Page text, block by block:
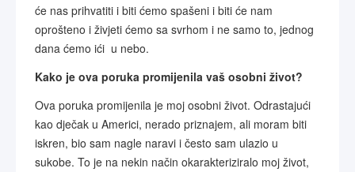
će nas prihvatiti i biti ćemo spašeni i biti će nam
oprošteno i živjeti ćemo sa svrhom i ne samo to, jednog
dana ćemo ići u nebo.
Kako je ova poruka promijenila vaš osobni život?
Ova poruka promijenila je moj osobni život. Odrastajući
kao dječak u Americi, nerado priznajem, ali moram biti
iskren, bio sam nagle naravi i često sam ulazio u
sukobe. To je na nekin način okarakteriziralo moj život,